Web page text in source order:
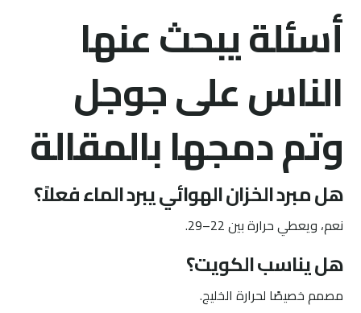
أسئلة يبحث عنها
الناس على جوجل
وتم دمجها بالمقالة
هل مبرد الخزان الهوائي يبرد الماء فعلاً؟
نعم، ويعطي حرارة بين 22–29.
هل يناسب الكويت؟
مصمم خصيصًا لحرارة الخليج.